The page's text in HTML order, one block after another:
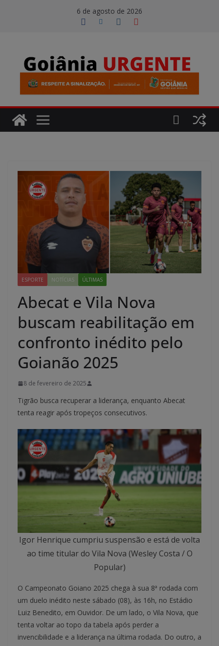
6 de agosto de 2026
ESPORTE NOTÍCIAS ÚLTIMAS
Abecat e Vila Nova
buscam reabilitação em
confronto inédito pelo
Goianão 2025
8 de fevereiro de 2025
Tigrão busca recuperar a liderança, enquanto Abecat
tenta reagir após tropeços consecutivos.
Igor Henrique cumpriu suspensão e está de volta
ao time titular do Vila Nova (Wesley Costa / O
Popular)
O Campeonato Goiano 2025 chega à sua 8ª rodada com
um duelo inédito neste sábado (08), às 16h, no Estádio
Luiz Benedito, em Ouvidor. De um lado, o Vila Nova, que
tenta voltar ao topo da tabela após perder a
invencibilidade e a liderança na última rodada. Do outro, a
modal-check